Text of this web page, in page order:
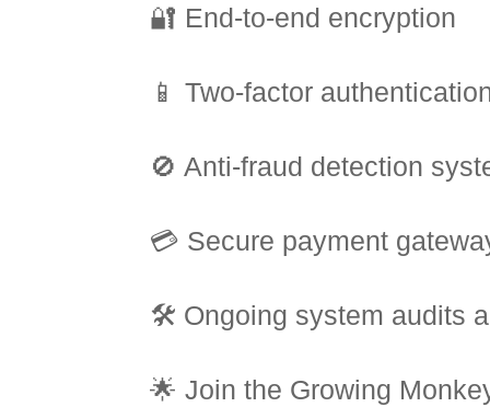
🔐 End-to-end encryption
📱 Two-factor
🚫 Anti-fraud detection
💳 Secure payment
🛠️ Ongoing system audits
🌟 Join the Growing